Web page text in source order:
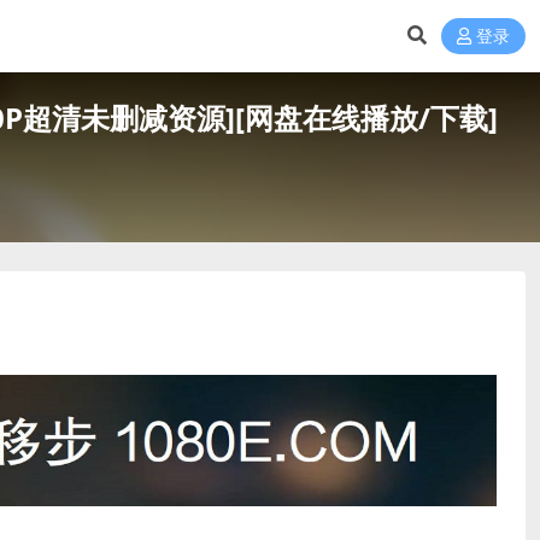
登录
清未删减资源][网盘在线播放/下载]